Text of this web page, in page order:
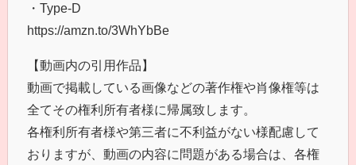
・Type-D
https://amzn.to/3WhYbBe
【動画内の引用作品】
動画で掲載している画像などの著作権や肖像権等は
全てその権利所有者様に帰属致します。
各権利所有者様や第三者に不利益がない様配慮して
おりますが、動画の内容に問題がある場合は、各権